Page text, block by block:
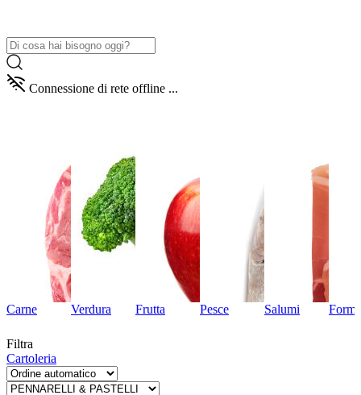
Connessione di rete offline ...
Carne Verdura Frutta Pesce Salumi
Filtra
Cartoleria